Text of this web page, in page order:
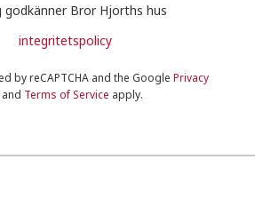
godkänner Bror Hjorths hus
integritetspolicy
by reCAPTCHA and the Google Privacy
Terms of Service apply.